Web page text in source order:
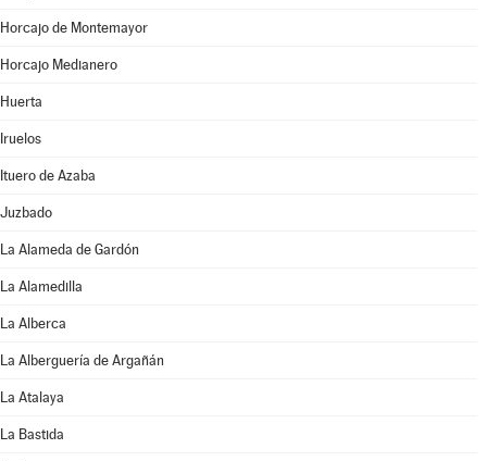
Horcajo de Montemayor
Horcajo Medianero
Huerta
Iruelos
Ituero de Azaba
Juzbado
La Alameda de Gardón
La Alamedilla
La Alberca
La Alberguería de Argañán
La Atalaya
La Bastida